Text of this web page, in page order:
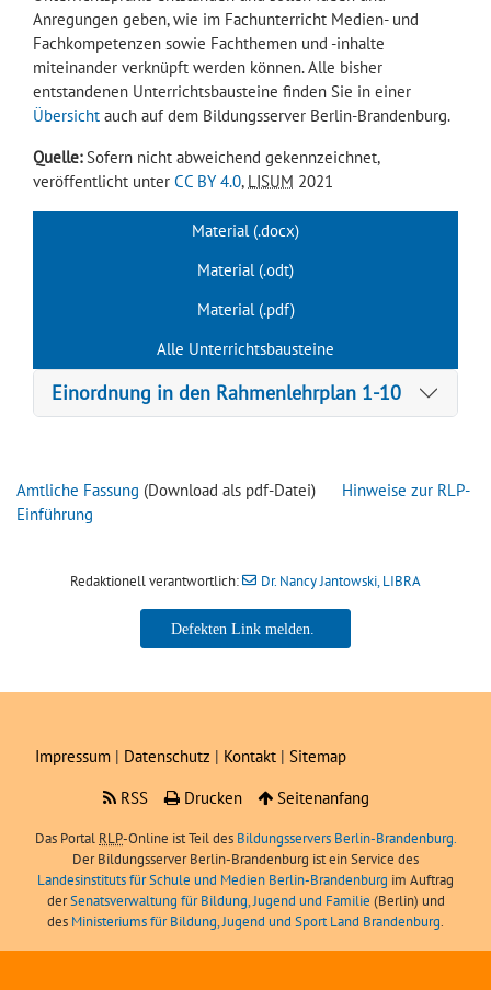
Anregungen geben, wie im Fachunterricht Medien- und
Fachkompetenzen sowie Fachthemen und -inhalte
miteinander verknüpft werden können. Alle bisher
entstandenen Unterrichtsbausteine finden Sie in einer
Übersicht auch auf dem Bildungsserver Berlin-Brandenburg.
Quelle:Sofern nicht abweichend gekennzeichnet,
veröffentlicht unter CC BY 4.0, LISUM 2021
Material (.docx)
Material (.odt)
Material (.pdf)
Alle Unterrichtsbausteine
Einordnung in den Rahmenlehrplan 1-10
Amtliche Fassung (Download als pdf-Datei) Hinweise zur RLP-
Einführung
Redaktionell verantwortlich: Dr. Nancy Jantowski, LIBRA
Dr. Nancy Jantowski, LIBRA
Impressum | Datenschutz | Kontakt | Sitemap
RSS
Drucken Seitenanfang
Das Portal RLP-Online ist Teil des Bildungsservers Berlin-Brandenburg.
Der Bildungsserver Berlin-Brandenburg ist ein Service des
Landesinstituts für Schule und Medien Berlin-Brandenburg im Auftrag
derSenatsverwaltung für Bildung, Jugend und Familie (Berlin) und
des Ministeriums für Bildung, Jugend und Sport Land Brandenburg.